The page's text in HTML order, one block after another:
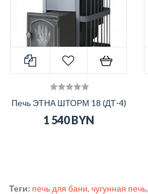
Печь ЭТНА ШТОРМ 18 (ДТ-4)
1 540 BYN
Теги: печь для бани, чугунная печь,